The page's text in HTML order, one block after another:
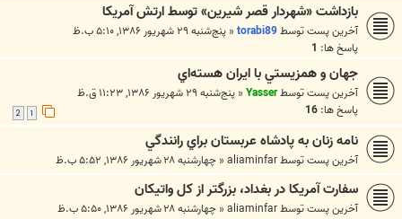
بازداشت «شهردار قصر شيرين» توسط ارتش آمريکا
آخرین پست توسطtorabi89
« پنج‌شنبه ۲۹ شهریور ۱۳۸۶, ۵:۱۰ ب.ظ
پاسخ ها: 1
جهان و همزيستي با ايران هسته‌اي
آخرین پست توسطYasser
« پنج‌شنبه ۲۹ شهریور ۱۳۸۶, ۱۱:۲۳ ق.ظ
پاسخ ها: 16
نامه زنان به پادشاه عربستان براي رانندگي
آخرین پست توسطaliaminfar
« چهارشنبه ۲۸ شهریور ۱۳۸۶, ۵:۵۲ ب.ظ
سفارت آمريكا در بغداد، بزرگتر از كل واتيكان
آخرین پست توسطaliaminfar
« چهارشنبه ۲۸ شهریور ۱۳۸۶, ۵:۵۰ ب.ظ